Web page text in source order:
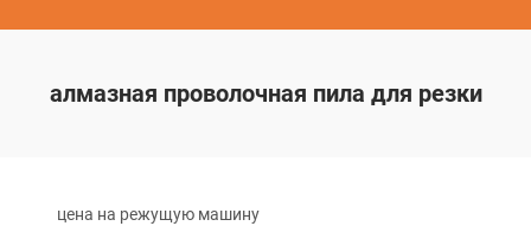
алмазная проволочная пила для резки
цена на режущую машину